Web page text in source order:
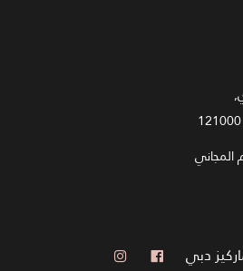
دبي فيس بوك